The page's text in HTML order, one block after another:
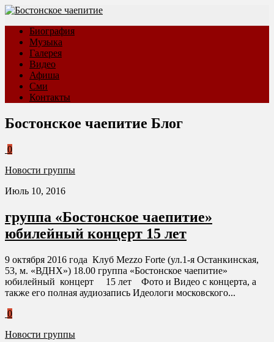
Биография
Музыка
Галерея
Видео
Афиша
Сми
Контакты
Бостонское чаепитие Блог
0
Новости группы
Июль 10, 2016
группа «Бостонское чаепитие»
юбилейный концерт 15 лет
9 октября 2016 года Клуб Mezzo Forte (ул.1-я Останкинская,
53, м. «ВДНХ») 18.00 группа «Бостонское чаепитие»
юбилейный концерт 15 лет Фото и Видео с концерта, а
также его полная аудиозапись Идеологи московского...
0
Новости группы